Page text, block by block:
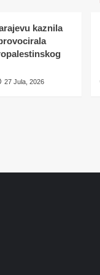
kaznila
27 Jula, 2026